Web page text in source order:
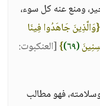
ومنع عنه كل سوء،
{وَالَّذِينَ جَاهَدُوا فِينَا
(٦٩) }[العنكبوت:
فهو مطالب